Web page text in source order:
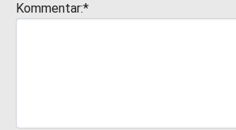
Kommentar:*